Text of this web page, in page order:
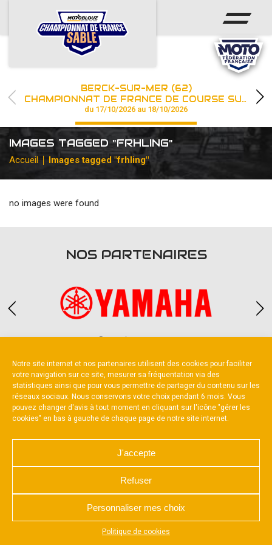
Notre site internet et nos partenaires utilisent des cookies pour faciliter
votre navigation sur ce site, mesurer sa fréquentation via des
statistiques ainsi que pour vous permettre de partager du contenu sur les
réseaux sociaux. Nous conservons votre choix pendant 6 mois. Vous
pouvez changer d'avis à tout moment en cliquant sur l'icône "gérer les
cookies" en bas à gauche de chaque page de notre site internet.
J'accepte
Refuser
Personnaliser mes choix
Politique de cookies
Appuyez sur le bouton partager en bas de votre
ACCUEIL
ACTUS
CHAMPIONNAT
RÉSULTATS
PHOTOS / WEB TV
PARTENAIRES
BERCK-SUR-MER (62)
CHAMPIONNAT DE FRANCE DE COURSE SUR SABLE
du 17/10/2026 au 18/10/2026
IMAGES TAGGED "FRHLING"
Accueil Images tagged "frhling"
no images were found
NOS PARTENAIRES
Partenaire constructeur
NOUS CONTACTER
MENTIONS LÉGALES
POLITIQUE D’UTILISATION DES COOKIES
RÉALISÉ PAR L’AGENCE WEB A3 WEB